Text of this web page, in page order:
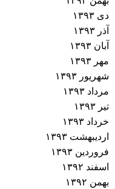
دی ۱۳۹۳
آذر ۱۳۹۳
آبان ۱۳۹۳
مهر ۱۳۹۳
شهریور ۱۳۹۳
مرداد ۱۳۹۳
تیر ۱۳۹۳
خرداد ۱۳۹۳
اردیبهشت ۱۳۹۳
فروردین ۱۳۹۳
اسفند ۱۳۹۲
بهمن ۱۳۹۲